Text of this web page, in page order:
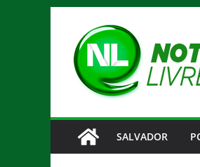
conteúdo
SALVADOR